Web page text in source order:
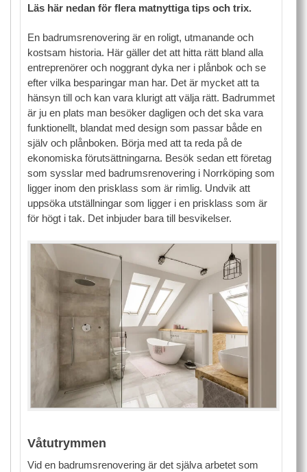
Läs här nedan för flera matnyttiga tips och trix.
En badrumsrenovering är en roligt, utmanande och
kostsam historia. Här gäller det att hitta rätt bland alla
entreprenörer och noggrant dyka ner i plånbok och se
efter vilka besparingar man har. Det är mycket att ta
hänsyn till och kan vara klurigt att välja rätt. Badrummet
är ju en plats man besöker dagligen och det ska vara
funktionellt, blandat med design som passar både en
själv och plånboken. Börja med att ta reda på de
ekonomiska förutsättningarna. Besök sedan ett företag
som sysslar med badrumsrenovering i Norrköping som
ligger inom den prisklass som är rimlig. Undvik att
uppsöka utställningar som ligger i en prisklass som är
för högt i tak. Det inbjuder bara till besvikelser.
Våtutrymmen
Vid en badrumsrenovering är det själva arbetet som